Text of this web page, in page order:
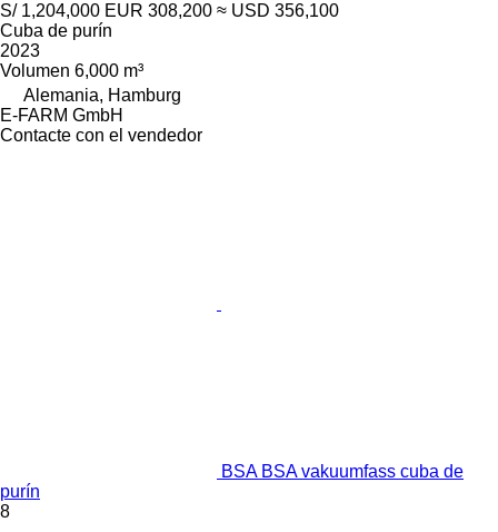
S/ 1,204,000 EUR 308,200 ≈ USD 356,100
Cuba de purín
2023
Volumen 6,000 m³
Alemania, Hamburg
E-FARM GmbH
Contacte con el vendedor
BSA BSA vakuumfass cuba de
purín
8